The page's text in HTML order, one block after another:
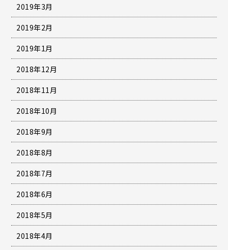
2019年3月
2019年2月
2019年1月
2018年12月
2018年11月
2018年10月
2018年9月
2018年8月
2018年7月
2018年6月
2018年5月
2018年4月